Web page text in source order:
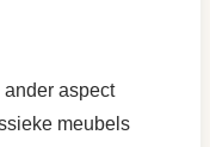
aspect
meubels